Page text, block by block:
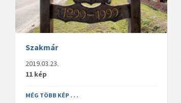
Szakmár
2019.03.23.
11 kép
MÉG TÖBB KÉP . . .